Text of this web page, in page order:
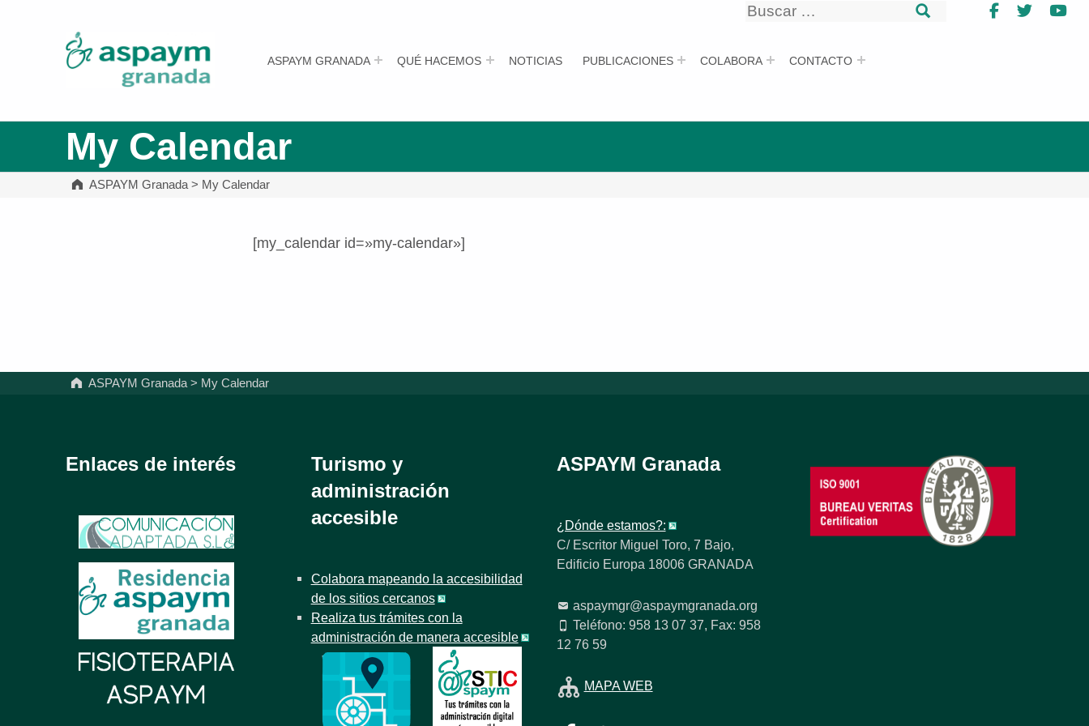
ASPAYM GRANADA QUÉ HACEMOS NOTICIAS PUBLICACIONES COLABORA CONTACTO
Buscar
Facebook
Twitter
My Calendar
ASPAYM Granada > My Calendar
[my_calendar id=»my-calendar»]
Volver a la navegación principal
ASPAYM Granada> My Calendar
Enlaces de interés
Turismo y
administración
accesible
Colabora mapeando la accesibilidad
de los sitios cercanos
Realiza tus trámites con la
administración de manera accesible
ASPAYM Granada
¿Dónde estamos?:
C/ Escritor Miguel Toro, 7 Bajo,
Edificio Europa 18006 GRANADA
aspaymgr@aspaymgranada.org
Teléfono: 958 13 07 37, Fax: 958
12 76 59
MAPA WEB